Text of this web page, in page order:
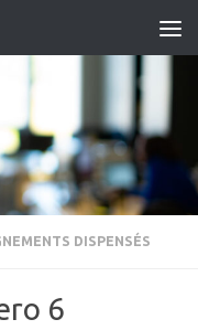
DISPENSÉS
6